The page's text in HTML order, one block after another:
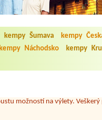
kempy Šumava kempy
kempy Náchodsko kempy
i na WC bylo vždy
restaurace, kebab a další
ostatních ubytovaných. Přes
jsme ještě nezažili...
Klid pohoda socialky nové
možností na výlety. Veškerý